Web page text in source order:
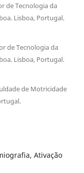
de Tecnologia da
Lisboa, Portugal.
de Tecnologia da
Lisboa, Portugal.
de Motricidade
Ativação